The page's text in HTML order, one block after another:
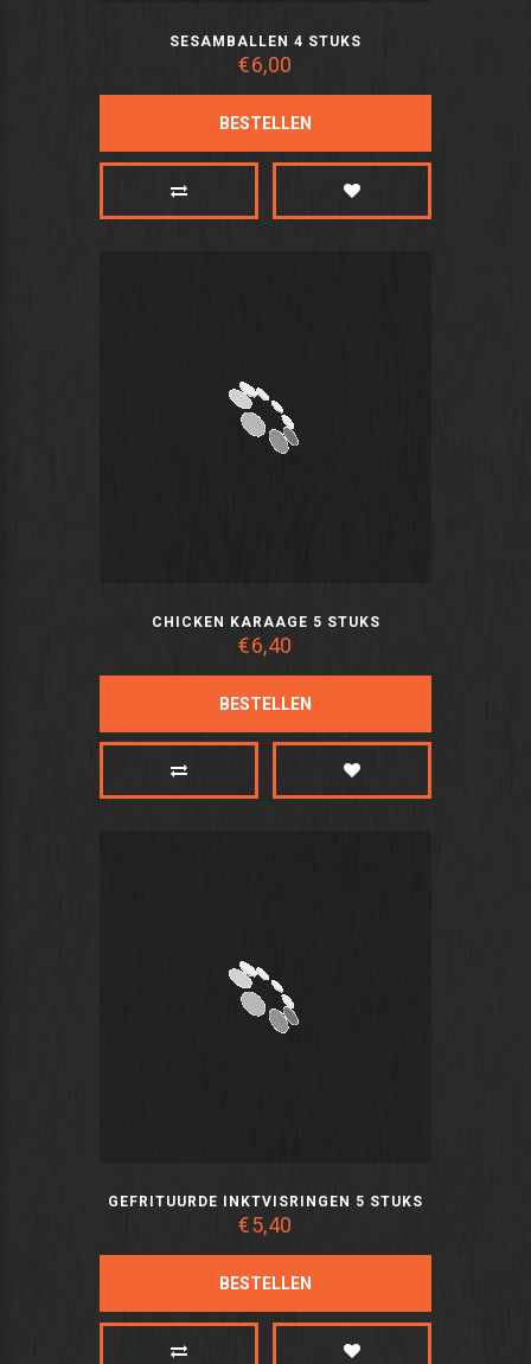
SESAMBALLEN 4 STUKS
€6,00
BESTELLEN
CHICKEN KARAAGE 5 STUKS
€6,40
BESTELLEN
GEFRITUURDE INKTVISRINGEN 5 STUKS
€5,40
BESTELLEN